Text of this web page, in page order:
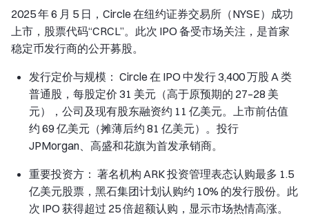
2025 年 6 月 5 日，Circle 在纽约证券交易所（NYSE）成功
上市，股票代码“CRCL”。此次 IPO 备受市场关注，是首家
稳定币发行商的公开募股。
发行定价与规模： Circle 在 IPO 中发行 3,400 万股 A 类
普通股，每股定价 31 美元（高于原预期的 27–28 美
元），公司及现有股东融资约 11 亿美元。上市前估值
约 69 亿美元（摊薄后约 81 亿美元）。投行
JPMorgan、高盛和花旗为首发承销商。
重要投资方： 著名机构 ARK 投资管理表态认购最多 1.5
亿美元股票，黑石集团计划认购约 10% 的发行股份。此
次 IPO 获得超过 25 倍超额认购，显示市场热情高涨。